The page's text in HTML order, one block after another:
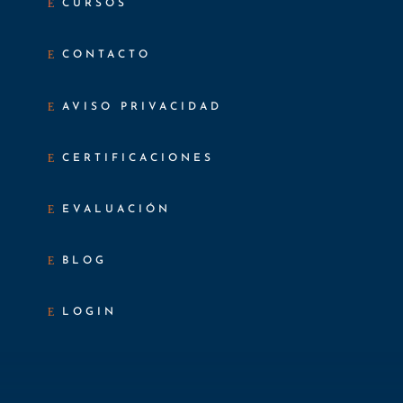
CURSOS
CONTACTO
AVISO PRIVACIDAD
CERTIFICACIONES
EVALUACIÓN
BLOG
LOGIN